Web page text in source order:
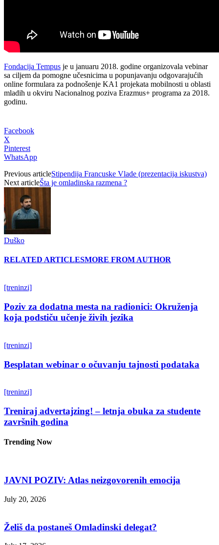
Fondacija Tempus je u januaru 2018. godine organizovala vebinar
sa ciljem da pomogne učesnicima u popunjavanju odgovarajućih
online formulara za podnošenje KA1 projekata mobilnosti u oblasti
mladih u okviru Nacionalnog poziva Erazmus+ programa za 2018.
godinu.
Facebook
X
Pinterest
WhatsApp
Previous articleStipendija Francuske Vlade (prezentacija iskustva)
Next articleŠta je omladinska razmena ?
Duško
RELATED ARTICLESMORE FROM AUTHOR
[treninzi]
Poziv za dodatna mesta na radionici: Okruženja
koja podstiču učenje živih jezika
[treninzi]
Besplatan webinar o očuvanju tajnosti podataka
[treninzi]
Treniraj advertajzing! – letnja obuka za studente
završnih godina
Trending Now
JAVNI POZIV: Atlas neizgovorenih emocija
July 20, 2026
Želiš da postaneš Omladinski delegat?